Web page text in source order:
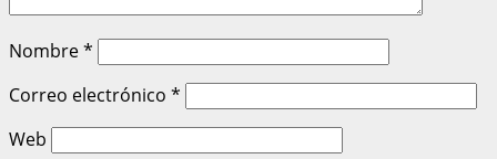
Nombre*
Correo electrónico *
Web